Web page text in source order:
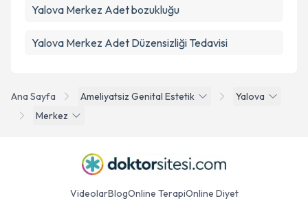
Ana Sayfa Ameliyatsiz Genital Estetik
Yalova
Merkez
Yalova Merkez Adet bozukluğu
Yalova Merkez Adet Düzensizliği Tedavisi
VideolarBlogOnline TerapiOnline Diyet